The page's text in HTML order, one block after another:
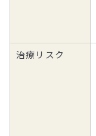
治療リスク